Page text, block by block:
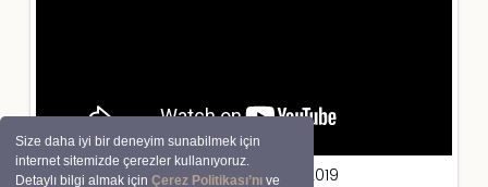
Size daha iyi bir deneyim sunabilmek için
internet sitemizde çerezler kullanıyoruz.
Detaylı bilgi almak içinÇerez Politikası’nı ve
ARAN TEKSTİL TANITIM 2019